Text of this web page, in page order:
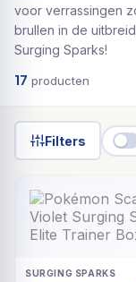
voor verrassingen
brullen in de
Surging Sparks!
17 producten
Filters
UITVERKOCHT
SURGING SPARKS